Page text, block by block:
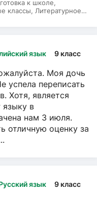
к школе,
классы, Литературное
язык 9 класс
Моя дочь
успела переписать
Хотя, является
языку в
нам 3 июля.
отличную оценку за
язык 9 класс